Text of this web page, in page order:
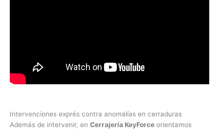
Intervenciones exprés contra anomalías en cerraduras
Además de intervenir, en Cerrajería KeyForce orientamos